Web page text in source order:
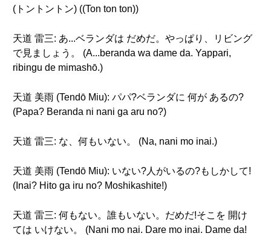
(トントントン) ((Ton ton ton))
天道 雷三: あ...ベランダは だめだ。やっぱり、リビング
で見ましょう。 (A...beranda wa dame da. Yappari,
ribingu de mimashō.)
天道 美雨 (Tendō Miu): パパ?ベランダに 何が あるの?
(Papa? Beranda ni nani ga aru no?)
天道 雷三: な、何もいない。 (Na, nani mo inai.)
天道 美雨 (Tendō Miu): いない?人がいるの?もしかして!
(Inai? Hito ga iru no? Moshikashite!)
天道 雷三: 何もない。誰もいない。だめだ!そこを 開け
ては いけない。 (Nani mo nai. Dare mo inai. Dame da!